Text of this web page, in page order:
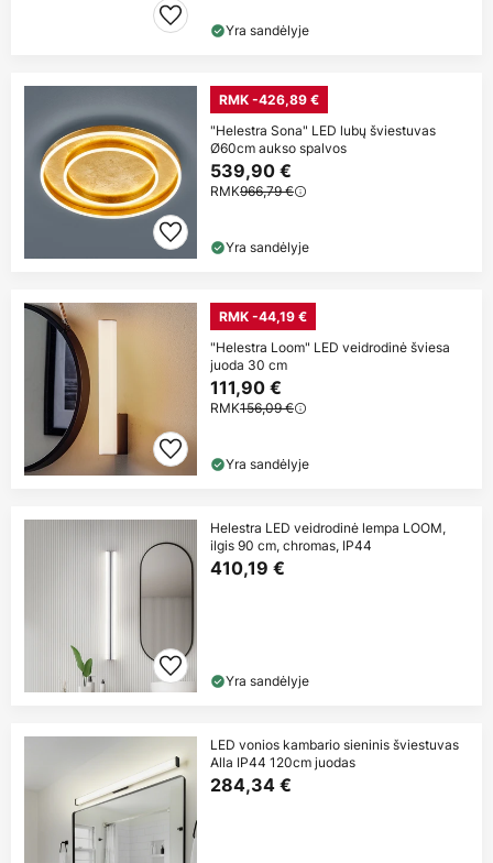
Yra sandėlyje
RMK -426,89 €
"Helestra Sona" LED lubų šviestuvas
Ø60cm aukso spalvos
539,90 €
RMK966,79 €
Yra sandėlyje
RMK -44,19 €
"Helestra Loom" LED veidrodinė šviesa
juoda 30 cm
111,90 €
RMK156,09 €
Yra sandėlyje
Helestra LED veidrodinė lempa LOOM,
ilgis 90 cm, chromas, IP44
410,19 €
Yra sandėlyje
LED vonios kambario sieninis šviestuvas
Alla IP44 120cm juodas
284,34 €